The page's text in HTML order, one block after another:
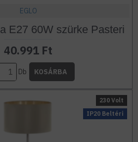
EGLO
E27 60W szürke Pasteri
40.991 Ft
Db KOSÁRBA
IP20 Beltéri
230 Volt